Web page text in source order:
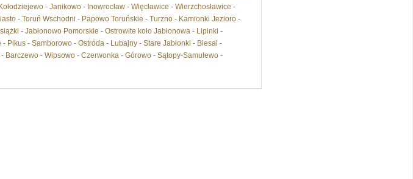
- Janikowo - Inowrocław - Więcławice - Wierzchosławice -
- Toruń Wschodni - Papowo Toruńskie - Turzno - Kamionki Jezioro -
- Jabłonowo Pomorskie - Ostrowite koło Jabłonowa - Lipinki -
Pikus - Samborowo - Ostróda - Lubajny - Stare Jabłonki - Biesal -
Barczewo - Wipsowo - Czerwonka - Górowo - Sątopy-Samulewo -